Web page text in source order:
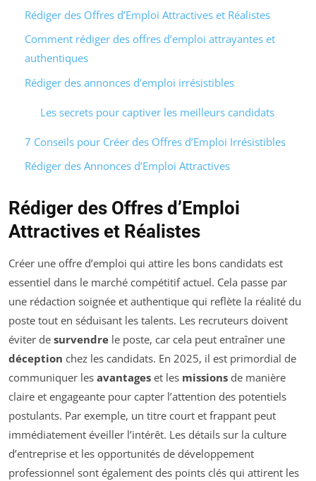
Rédiger des Offres d’Emploi Attractives et Réalistes
Comment rédiger des offres d’emploi attrayantes et
authentiques
Rédiger des annonces d’emploi irrésistibles
Les secrets pour captiver les meilleurs candidats
7 Conseils pour Créer des Offres d’Emploi Irrésistibles
Rédiger des Annonces d’Emploi Attractives
Rédiger des Offres d’Emploi
Attractives et Réalistes
Créer une offre d’emploi qui attire les bons candidats est
essentiel dans le marché compétitif actuel. Cela passe par
une rédaction soignée et authentique qui reflète la réalité du
poste tout en séduisant les talents. Les recruteurs doivent
éviter de survendre le poste, car cela peut entraîner une
déception chez les candidats. En 2025, il est primordial de
communiquer les avantages et les missions de manière
claire et engageante pour capter l’attention des potentiels
postulants. Par exemple, un titre court et frappant peut
immédiatement éveiller l’intérêt. Les détails sur la culture
d’entreprise et les opportunités de développement
professionnel sont également des points clés qui attirent les